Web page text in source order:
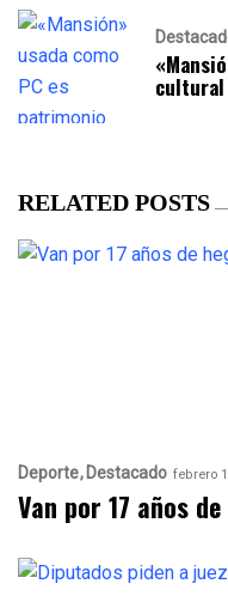
cultural
RELATED POSTS
Deporte Destacado febrero
Van por 17 años